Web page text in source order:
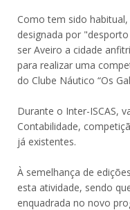
Como tem sido
designada por
ser Aveiro a cidade
para realizar uma
do Clube Náutico “Os
Durante o Inter-ISCAS,
Contabilidade,
já existentes.
À semelhança de
esta atividade, sendo
enquadrada no novo